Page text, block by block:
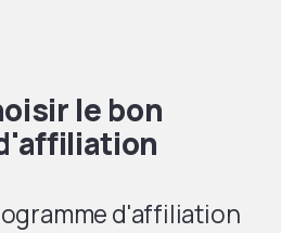
le bon
d'affiliation